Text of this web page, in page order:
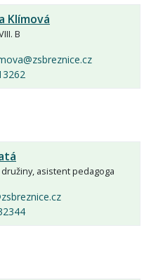
Klímová
B
asistent pedagoga